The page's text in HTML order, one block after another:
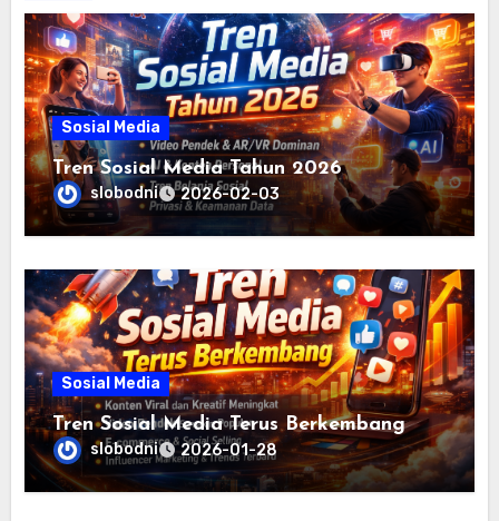
Sosial Media
Tren Sosial Media Tahun 2026
slobodni 2026-02-03
Sosial Media
Tren Sosial Media Terus Berkembang
slobodni 2026-01-28